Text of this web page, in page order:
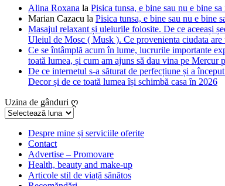
Alina Roxana la Pisica tunsa, e bine sau nu e bine
Marian Cazacu la Pisica tunsa, e bine sau nu e bine
Masajul relaxant și uleiurile folosite. De ce aceeași
Uleiul de Mosc ( Musk ). Ce provenienta ciudata
Ce se întâmplă acum în lume, lucrurile importante
toată lumea, și cum am ajuns să dau vina pe Mercur
De ce internetul s-a săturat de perfecțiune și a
Decor și de ce toată lumea își schimbă casa în 2026
Uzina de gânduri ღ
Uzina
gânduriDespre mine și serviciile oferite
Contact
Advertise – Promovare
Health, beauty and make-up
Articole stil de viață sănătos